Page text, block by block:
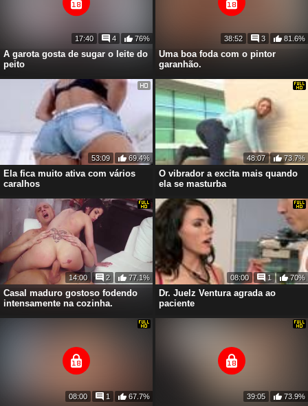
A garota gosta de sugar o leite do
peito
17:40 4 76%
Uma boa foda com o pintor
garanhão.
38:52 3 81.6%
Ela fica muito ativa com vários
caralhos
53:09 69.4%
O vibrador a excita mais quando
ela se masturba
48:07 73.7%
Casal maduro gostoso fodendo
intensamente na cozinha.
14:00 2 77.1%
Dr. Juelz Ventura agrada ao
paciente
08:00 1 70%
08:00 1 67.7% 39:05 73.9%